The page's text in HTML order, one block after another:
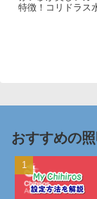
特徴！コリドラス
おすすめの